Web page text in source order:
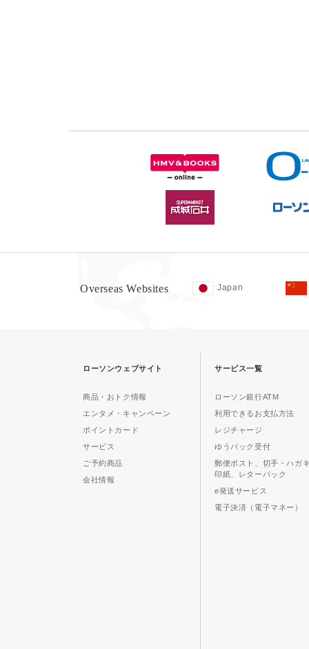
Overseas Websites Japan
ローソンウェブサイト
商品・おトク情報
エンタメ・キャンペーン
ポイントカード
サービス
ご予約商品
会社情報
サービス一覧
ローソン銀行ATM
利用できるお支払方法
レジチャージ
ゆうパック受付
郵便ポスト、切手・ハガ
印紙、レターパック
e発送サービス
電子決済（電子マネー）